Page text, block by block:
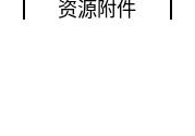
资源附件